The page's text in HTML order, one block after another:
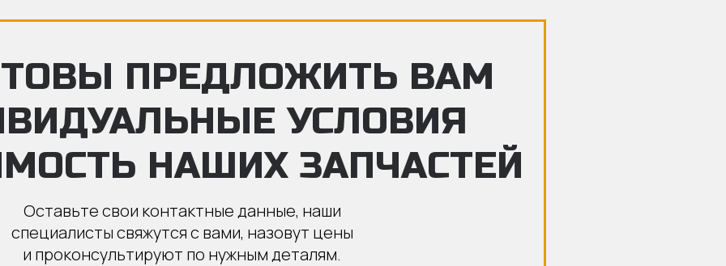
ПРЕДЛОЖИТЬ ВАМ
УСЛОВИЯ
НАШИХ ЗАПЧАСТЕЙ
Оставьте свои контактные данные, наши
специалисты свяжутся с вами, назовут цены
и проконсультируют по нужным деталям.